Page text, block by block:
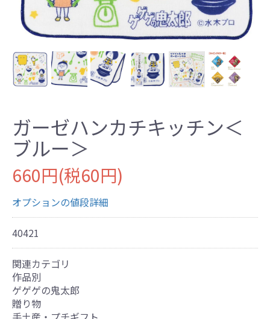
ガーゼハンカチキッチン＜
ブルー＞
660円(税60円)
オプションの値段詳細
40421
関連カテゴリ
作品別
ゲゲゲの鬼太郎
贈り物